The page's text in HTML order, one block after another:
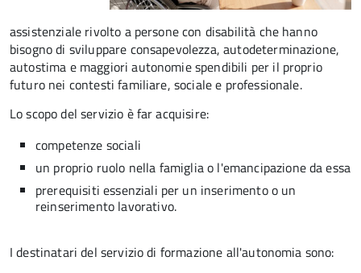
assistenziale rivolto a persone con disabilità che hanno
bisogno di sviluppare consapevolezza, autodeterminazione,
autostima e maggiori autonomie spendibili per il proprio
futuro nei contesti familiare, sociale e professionale.
Lo scopo del servizio è far acquisire:
competenze sociali
un proprio ruolo nella famiglia o l'emancipazione da essa
prerequisiti essenziali per un inserimento o un
reinserimento lavorativo.
I destinatari del servizio di formazione all'autonomia sono: